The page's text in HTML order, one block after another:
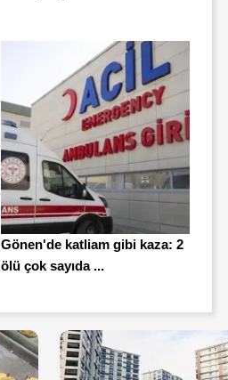
Gönen'de katliam gibi kaza: 2
ölü çok sayıda ...